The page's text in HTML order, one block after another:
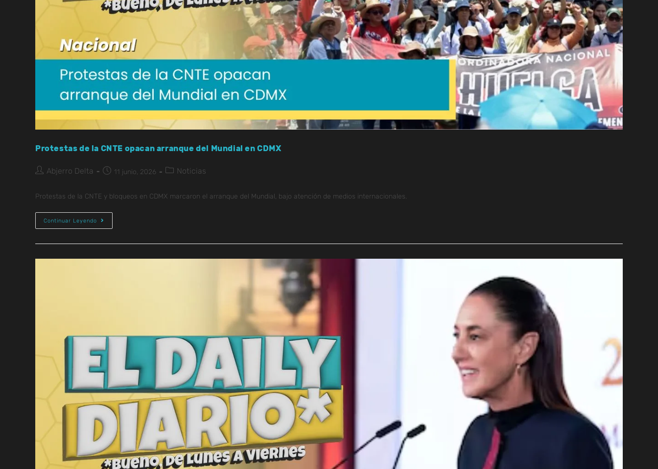
Protestas de la CNTE opacan arranque del Mundial en CDMX
Abjerro Delta 11 junio, 2026 Noticias
Protestas de la CNTE y bloqueos en CDMX marcaron el arranque del Mundial, bajo atención de medios internacionales.
Continuar Leyendo